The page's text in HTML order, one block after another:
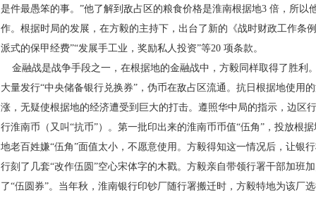
是件最愚笨的事。”他了解到敌占区的粮食价格是淮南根据地3 倍，所以
作。根据时局的发展，在方毅的主持下，出台了新的《战时财政工作条
派式的保甲经费”“发展手工业，奖励私人投资”等20 项条款。
金融战是战争手段之一，在根据地的金融战中， 方毅同样取得了胜利
大量发行“中央储备银行兑换券”，伪币在敌占区流通。抗日根据地使用
涨，无疑使根据地的经济遭受到巨大的打击。遵照华中局的指示，边区
行淮南币（又叫“抗币”）。第一批印出来的淮南币币值“伍角”，投放根
地老百姓嫌“伍角”面值太小，不愿意使用。方毅得知这一情况后，让银
行刻了几套“改作伍 圆”空心宋体字的木戳。方毅亲自带领行署干部加班
了“伍圆券”。当年秋，淮南银行印钞厂随行署搬迁时，方毅特地为该厂